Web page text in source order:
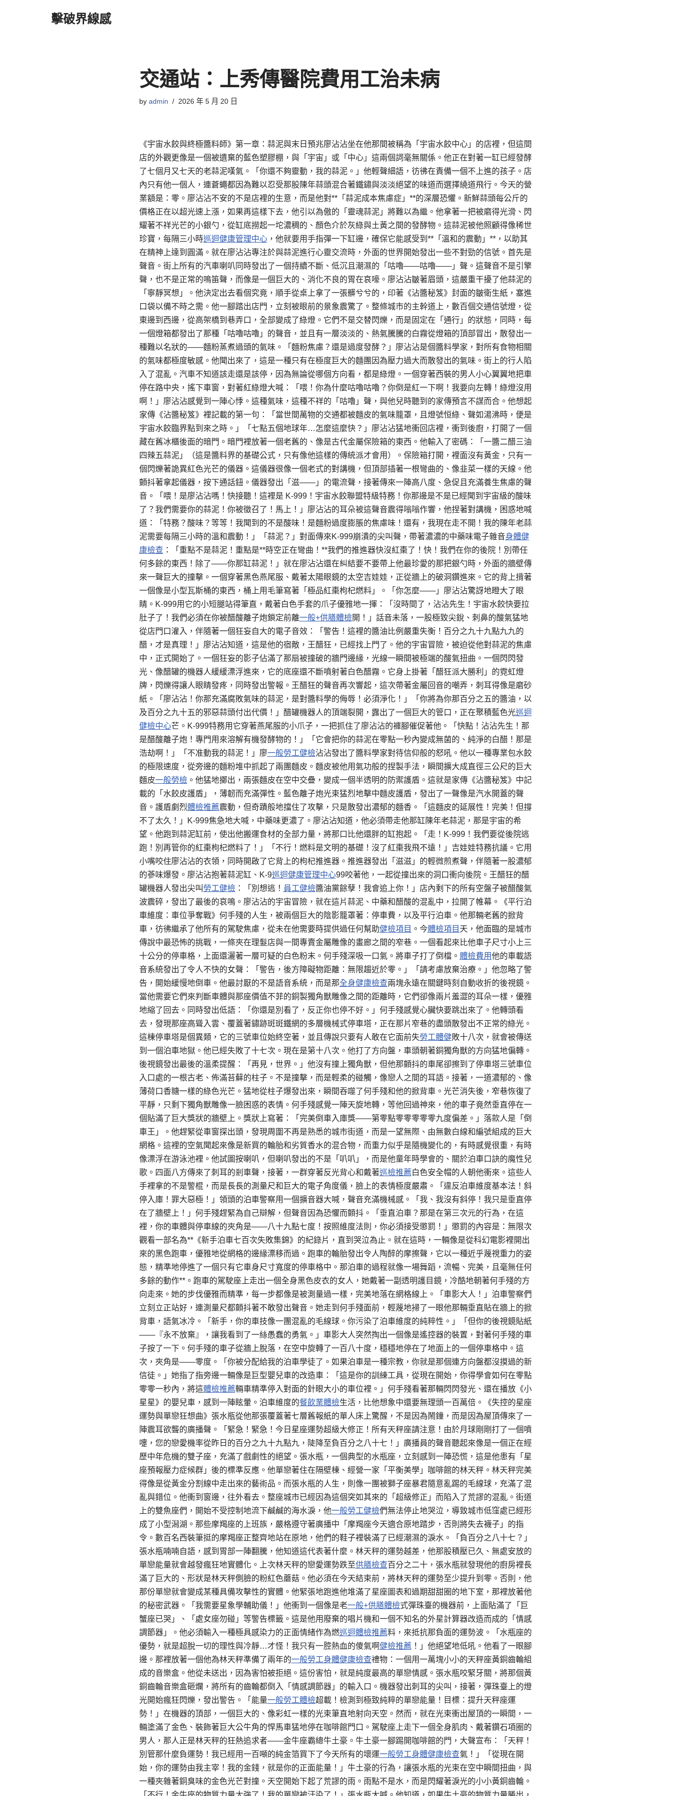
擊破界線感
交通站：上秀傳醫院費用工治未病
by admin 2026 年 5 月 20 日
《宇宙水餃與終極醬料師》第一章：蒜泥與末日預兆廖沾沾坐在他那間被稱為「宇宙水餃中心」的店裡，但這間
店的外觀更像是一個被遺棄的藍色塑膠棚，與「宇宙」或「中心」這兩個詞毫無關係。他正在對著一缸已經發酵
了七個月又七天的老蒜泥嘆氣。「你還不夠靈動，我的蒜泥。」他輕聲細語，彷彿在責備一個不上進的孩子。店
內只有他一個人，連蒼蠅都因為難以忍受那股陳年蒜頭混合著鐵鏽與淡淡絕望的味道而選擇繞道飛行。今天的營
業額是：零。廖沾沾不安的不是店裡的生意，而是他對**「蒜泥成本焦慮症」**的深層恐懼。新鮮蒜頭每公斤的
價格正在以超光速上漲，如果再這樣下去，他引以為傲的「靈魂蒜泥」將難以為繼。他拿著一把被磨得光滑、閃
耀著不祥光芒的小銀勺，從缸底撈起一坨濃稠的、顏色介於灰綠與土黃之間的發酵物。這蒜泥被他照顧得像稀世
珍寶，每隔三小時巡迴健康管理中心，他就要用手指彈一下缸邊，確保它能感受到**「溫和的震動」**，以助其
在精神上達到圓滿。就在廖沾沾專注於與蒜泥進行心靈交流時，外面的世界開始發出一些不對勁的信號。首先是
聲音。街上所有的汽車喇叭同時發出了一個持續不斷、低沉且潮濕的「咕嚕——咕嚕——」聲。這聲音不是引擎
聲，也不是正常的鳴笛聲，而像是一個巨大的、消化不良的胃在哀嚎。廖沾沾皺著眉頭，這嚴重干擾了他蒜泥的
「寧靜冥想」。他決定出去看個究竟，順手從桌上拿了一張髒兮兮的，印著《沾醬秘笈》封面的皺衛生紙，塞進
口袋以備不時之需。他一腳踏出店門，立刻被眼前的景象震驚了。整條城市的主幹道上，數百個交通信號燈，從
東邊到西邊，從高架橋到巷弄口，全部變成了綠燈。它們不是交替閃爍，而是固定在「通行」的狀態，同時，每
一個燈箱都發出了那種「咕嚕咕嚕」的聲音，並且有一層淡淡的、熱氣騰騰的白霧從燈箱的頂部冒出，散發出一
種難以名狀的——麵粉蒸煮過頭的氣味。「麵粉焦慮？還是過度發酵？」廖沾沾是個醬料學家，對所有食物相關
的氣味都極度敏感。他聞出來了，這是一種只有在極度巨大的麵團因為壓力過大而散發出的氣味。街上的行人陷
入了混亂。汽車不知道該走還是該停，因為無論從哪個方向看，都是綠燈。一個穿著西裝的男人小心翼翼地把車
停在路中央，搖下車窗，對著紅綠燈大喊：「喂！你為什麼咕嚕咕嚕？你倒是紅一下啊！我要向左轉！綠燈沒用
啊！」廖沾沾感覺到一陣心悸。這種氣味，這種不祥的「咕嚕」聲，與他兒時聽到的家傳預言不謀而合。他想起
家傳《沾醬秘笈》裡記載的第一句：「當世間萬物的交通都被麵皮的氣味籠罩，且燈號恒綠、聲如湯沸時，便是
宇宙水餃臨界點到來之時。」「七點五個地球年…怎麼這麼快？」廖沾沾猛地衝回店裡，衝到後廚，打開了一個
藏在舊冰櫃後面的暗門。暗門裡放著一個老舊的、像是古代金屬保險箱的東西。他輸入了密碼：「一醬二醋三油
四辣五蒜泥」（這是醬料界的基礎公式，只有像他這樣的傳統派才會用）。保險箱打開，裡面沒有黃金，只有一
個閃爍著詭異紅色光芒的儀器。這儀器很像一個老式的對講機，但頂部插著一根彎曲的、像韭菜一樣的天線。他
顫抖著拿起儀器，按下通話鈕。儀器發出「滋——」的電流聲，接著傳來一陣高八度、急促且充滿養生焦慮的聲
音。「喂！是廖沾沾嗎！快接聽！這裡是 K-999！宇宙水餃聯盟特級特務！你那邊是不是已經聞到宇宙級的酸味
了？我們需要你的蒜泥！你被徵召了！馬上！」廖沾沾的耳朵被這聲音震得嗡嗡作響，他捏著對講機，困惑地喊
道：「特務？酸味？等等！我聞到的不是酸味！是麵粉過度膨脹的焦慮味！還有，我現在走不開！我的陳年老蒜
泥需要每隔三小時的溫和震動！」「蒜泥？」對面傳來K-999崩潰的尖叫聲，帶著濃濃的中藥味電子雜音身體健
康檢查 ：「重點不是蒜泥！重點是**時空正在彎曲！**我們的推進器快沒紅棗了！快！我們在你的後院！別帶任
何多餘的東西！除了——你那缸蒜泥！」就在廖沾沾還在糾結要不要帶上他最珍愛的那把銀勺時，外面的牆壁傳
來一聲巨大的撞擊。一個穿著黑色燕尾服、戴著太陽眼鏡的太空吉娃娃，正從牆上的破洞鑽進來。它的背上揹著
一個像是小型瓦斯桶的東西，桶上用毛筆寫著「極品紅棗枸杞燃料」。「你怎麼——」廖沾沾驚訝地瞪大了眼
睛。K-999用它的小短腿站得筆直，戴著白色手套的爪子優雅地一揮：「沒時間了，沾沾先生！宇宙水餃快要拉
肚子了！我們必須在你被醋酸離子炮鎖定前離一般+供膳體檢開！」話音未落，一股極致尖銳、刺鼻的酸氣猛地
從店門口灌入，伴隨著一個狂妄自大的電子音效：「警告！這裡的醬油比例嚴重失衡！百分之九十九點九九的
醋，才是真理！」廖沾沾知道，這是他的宿敵，王醋狂，已經找上門了。他的宇宙冒險，被迫從他對蒜泥的焦慮
中，正式開始了。一個狂妄的影子佔滿了那扇被撞破的牆門邊緣，光線一瞬間被極端的酸氣扭曲。一個閃閃發
光、像醋罐的機器人緩緩漂浮進來，它的底座還不斷噴射著白色醋霧。它身上掛著「醋狂派大勝利」的霓虹燈
牌，閃爍得讓人眼睛發疼，同時發出警報。王醋狂的聲音再次響起，這次帶著金屬回音的嘲弄，刺耳得像是磨砂
紙。「廖沾沾！你那充滿腐敗氣味的蒜泥，是對醬料學的侮辱！必須淨化！」「你將為你那百分之五的醬油，以
及百分之九十五的邪惡蒜頭付出代價！」醋罐機器人的頂端裂開，露出了一個巨大的管口，正在聚積藍色光巡迴
健檢中心芒。K-999特務用它穿著燕尾服的小爪子，一把抓住了廖沾沾的褲腳催促著他。「快點！沾沾先生！那
是醋酸離子炮！專門用來溶解有機發酵物的！」「它會把你的蒜泥在零點一秒內變成無菌的、純淨的白醋！那是
浩劫啊！」「不准動我的蒜泥！」廖一般勞工健檢沾沾發出了醬料學家對待信仰般的怒吼。他以一種專業包水餃
的極限速度，從旁邊的麵粉堆中抓起了兩團麵皮。麵皮被他用氣功般的捏製手法，瞬間擴大成直徑三公尺的巨大
麵皮一般勞檢。他猛地擲出，兩張麵皮在空中交疊，變成一個半透明的防禦護盾。這就是家傳《沾醬秘笈》中記
載的「水餃皮護盾」，薄韌而充滿彈性。藍色離子炮光束猛烈地擊中麵皮護盾，發出了一聲像是汽水開蓋的聲
音。護盾劇烈體檢推薦震動，但奇蹟般地擋住了攻擊，只是散發出濃郁的麵香。「這麵皮的延展性！完美！但撐
不了太久！」K-999焦急地大喊，中藥味更濃了。廖沾沾知道，他必須帶走他那缸陳年老蒜泥，那是宇宙的希
望。他跑到蒜泥缸前，使出他搬運食材的全部力量，將那口比他還胖的缸抱起。「走！K-999！我們要從後院逃
跑！別再管你的紅棗枸杞燃料了！」「不行！燃料是文明的基礎！沒了紅棗我飛不遠！」吉娃娃特務抗議。它用
小嘴咬住廖沾沾的衣領，同時開啟了它背上的枸杞推進器。推進器發出「滋滋」的輕微煎煮聲，伴隨著一股濃郁
的蔘味爆發。廖沾沾抱著蒜泥缸、K-9巡迴健康管理中心99咬著他，一起從撞出來的洞口衝向後院。王醋狂的醋
罐機器人發出尖叫 勞工健檢：「別想逃！ 員工健檢醬油黨餘孽！我會追上你！」店內剩下的所有空盤子被醋酸氣
波震碎，發出了最後的哀鳴。廖沾沾的宇宙冒險，就在這片蒜泥、中藥和醋酸的混亂中，拉開了帷幕。《平行泊
車維度：車位爭奪戰》何手殘的人生，被兩個巨大的陰影籠罩著：停車費，以及平行泊車。他那輛老舊的掀背
車，彷彿繼承了他所有的駕駛焦慮，從未在他需要時提供過任何幫助健檢項目 。今體檢項目 天，他面臨的是城市
傳說中最恐怖的挑戰，一條夾在理髮店與一間專賣金屬雕像的畫廊之間的窄巷。一個看起來比他車子尺寸小上三
十公分的停車格，上面還灑著一層可疑的白色粉末。何手殘深吸一口氣。將車子打了倒檔。 體檢費用他的車載語
音系統發出了令人不快的女聲：「警告，後方障礙物距離：無限趨近於零。」「請考慮放棄治療。」他忽略了警
告，開始緩慢地倒車。他最討厭的不是語音系統，而是那全身健康檢查兩塊永遠在關鍵時刻自動收折的後視鏡。
當他需要它們來判斷車體與那座價值不菲的銅製獨角獸雕像之間的距離時，它們卻像兩片羞澀的耳朵一樣，優雅
地縮了回去。同時發出低語：「你還是別看了，反正你也停不好。」何手殘感覺心臟快要跳出來了。他轉頭看
去，發現那座高聳入雲、覆蓋著鏽跡斑斑鐵網的多層機械式停車塔，正在那片窄巷的盡頭散發出不正常的綠光。
這棟停車塔是個異類，它的三號車位始終空著，並且傳說只要有人敢在它面前失勞工體健敗十八次，就會被傳送
到一個泊車地獄。他已經失敗了十七次。現在是第十八次。他打了方向盤，車頭朝著銅獨角獸的方向猛地偏轉。
後視鏡發出最後的溫柔提醒：「再見，世界。」他沒有撞上獨角獸，但他那顫抖的車尾卻擦到了停車塔三號車位
入口處的一根古老、佈滿苔蘚的柱子。不是撞擊，而是輕柔的碰觸，像戀人之間的耳語。接著，一道濃郁的、像
薄荷口香糖一樣的綠色光芒。猛地從柱子爆發出來，瞬間吞噬了何手殘和他的掀背車。光芒消失後，窄巷恢復了
平靜，只剩下獨角獸雕像一臉困惑的表情。何手殘感覺一陣天旋地轉，等他回過神來，他的車子竟然垂直停在一
個貼滿了巨大獎狀的牆壁上。獎狀上寫著：「完美倒車入庫獎——第零點零零零零零九度偏差。」落款人是「倒
車王」。他趕緊從車窗探出頭，發現周圍不再是熟悉的城市街道，而是一望無際、由無數白線和編號組成的巨大
網格。這裡的空氣聞起來像是新買的輪胎和劣質香水的混合物，而重力似乎是隨機變化的，有時感覺很重，有時
像漂浮在游泳池裡。他試圖按喇叭，但喇叭發出的不是「叭叭」，而是他童年時學會的、關於泊車口訣的魔性兒
歌。四面八方傳來了刺耳的剎車聲，接著，一群穿著反光背心和戴著巡檢推薦白色安全帽的人朝他衝來。這些人
手裡拿的不是警棍，而是長長的測量尺和巨大的電子角度儀，臉上的表情極度嚴肅。「違反泊車維度基本法！斜
停入庫！罪大惡極！」領頭的泊車警察用一個擴音器大喊，聲音充滿機械感。「我、我沒有斜停！我只是垂直停
在了牆壁上！」何手殘趕緊為自己辯解，但聲音因為恐懼而顫抖。「垂直泊車？那是在第三次元的行為，在這
裡，你的車體與停車線的夾角是——八十九點七度！按照維度法則，你必須接受懲罰！」懲罰的內容是：無限次
觀看一部名為**《新手泊車七百次失敗集錦》的紀錄片，直到哭泣為止。就在這時，一輛像是從科幻電影裡開出
來的黑色跑車，優雅地從網格的邊緣漂移而過。跑車的輪胎發出令人陶醉的摩擦聲，它以一種近乎蔑視重力的姿
態，精準地停進了一個只有它車身尺寸寬度的停車格中。那泊車的過程就像一場舞蹈，流暢、完美，且毫無任何
多餘的動作**。跑車的駕駛座上走出一個全身黑色皮衣的女人，她戴著一副透明護目鏡，冷酷地朝著何手殘的方
向走來。她的步伐優雅而精準，每一步都像是被測量過一樣，完美地落在網格線上。「車影大人！」泊車警察們
立刻立正站好，連測量尺都顫抖著不敢發出聲音。她走到何手殘面前，輕蔑地掃了一眼他那輛垂直貼在牆上的掀
背車，語氣冰冷。「新手，你的車技像一團混亂的毛線球。你污染了泊車維度的純粹性。」「但你的後視鏡貼紙
——『永不放棄』，讓我看到了一絲愚蠢的勇氣。」車影大人突然掏出一個像是遙控器的裝置，對著何手殘的車
子按了一下。何手殘的車子從牆上脫落，在空中旋轉了一百八十度，穩穩地停在了地面上的一個停車格中。這
次，夾角是——零度。「你被分配給我的泊車學徒了。如果泊車是一種宗教，你就是那個連方向盤都沒摸過的新
信徒。」她指了指旁邊一輛像是巨型嬰兒車的改造車：「這是你的訓練工具，從現在開始，你得學會如何在零點
零零一秒內，將這體檢推薦輛車精準停入對面的針眼大小的車位裡。」何手殘看著那輛閃閃發光、還在播放《小
星星》的嬰兒車，感到一陣眩暈。泊車維度的餐飲業體檢生活，比他想象中還要無理頭一百萬倍。《失控的星座
運勢與單戀狂想曲》張水瓶從他那張覆蓋著七層舊報紙的單人床上驚醒，不是因為鬧鐘，而是因為屋頂傳來了一
陣震耳欲聾的廣播聲。「緊急！緊急！今日星座運勢超級大修正！所有天秤座請注意！由於月球剛剛打了一個噴
嚏，您的戀愛機率從昨日的百分之九十九點九，陡降至負百分之八十七！」廣播員的聲音聽起來像是一個正在經
歷中年危機的雙子座，充滿了戲劇性的絕望。張水瓶，一個典型的水瓶座，立刻感到一陣恐慌，這是他患有「星
座預報壓力症候群」後的標準反應。他單戀著住在隔壁棟、經營一家「平衡美學」咖啡館的林天秤。林天秤完美
得像是從黃金分割線中走出來的藝術品。而張水瓶的人生，則像一團被獅子座暴君隨意亂踢的毛線球，充滿了混
亂與錯位。他衝到窗邊，往外看去。整座城市已經因為這個突如其來的「超級修正」而陷入了荒謬的混亂。街道
上的雙魚座們，開始不受控制地流下鹹鹹的海水淚，他一般勞工健檢們無法停止地哭泣，導致城市低窪處已經形
成了小型潟湖。那些摩羯座的上班族，嚴格遵守著廣播中「摩羯座今天適合原地踏步，否則將失去襪子」的指
令。數百名西裝筆挺的摩羯座正整齊地站在原地，他們的鞋子裡裝滿了已經潮濕的淚水。「負百分之八十七？」
張水瓶喃喃自語，感到胃部一陣翻騰，他知道這代表著什麼。林天秤的運勢越差，他那股積壓已久、無處安放的
單戀能量就會越發瘋狂地實體化。上次林天秤的戀愛運勢跌至供膳檢查百分之二十，張水瓶就發現他的廚房裡長
滿了巨大的、形狀是林天秤側臉的粉紅色蘑菇。他必須在今天結束前，將林天秤的運勢至少提升到零。否則，他
那份單戀就會變成某種具備攻擊性的實體。他緊張地跑進他堆滿了星座圖表和過期甜甜圈的地下室，那裡放著他
的秘密武器。「我需要星象學輔助儀！」他衝到一個像是老一般+供膳體檢式彈珠臺的機器前，上面貼滿了「巨
蟹座已哭」、「處女座勿碰」等警告標籤。這是他用廢棄的唱片機和一個不知名的外星計算器改造而成的「情感
調節器」。他必須輸入一種極具感染力的正面情緒作為燃巡迴體檢推薦料，來抵抗那負面的運勢波。「水瓶座的
優勢，就是超脫一切的理性與冷靜…才怪！我只有一腔熱血的傻氣啊健檢推薦 ！」他絕望地低吼。他看了一眼腳
邊。那裡放著一個他為林天秤準備了兩年的一般勞工身體健康檢查禮物：一個用一萬塊小小的天秤座黃銅齒輪組
成的音樂盒。他從未送出，因為害怕被拒絕。這份害怕，就是純度最高的單戀情感。張水瓶咬緊牙關，將那個黃
銅齒輪音樂盒砸爛，將所有的齒輪都倒入「情感調節器」的輸入口。機器發出刺耳的尖叫，接著，彈珠臺上的燈
光開始瘋狂閃爍，發出警告。「能量一般勞工體檢超載！檢測到極致純粹的單戀能量！目標：提升天秤座運
勢！」在機器的頂部，一個巨大的、像彩虹一樣的光束筆直地射向天空。然而，就在光束衝出屋頂的一瞬間，一
輛塗滿了金色、裝飾著巨大公牛角的悍馬車猛地停在咖啡館門口。駕駛座上走下一個全身肌肉、戴著鑽石項圈的
男人，那人正是林天秤的狂熱追求者——金牛座霸總牛土豪。牛土豪一腳踢開咖啡館的門，大聲宣布：「天秤！
別管那什麼負運勢！我已經用一百噸的純金箔買下了今天所有的壞運一般勞工身體健康檢查氣！」「從現在開
始，你的運勢由我主宰！我的金錢，就是你的正面能量！」牛土豪的行為，讓張水瓶的光束在空中瞬間扭曲，與
一種夾雜著銅臭味的金色光芒對撞。天空開始下起了荒謬的雨。雨點不是水，而是閃耀著淚光的小小黃銅齒輪。